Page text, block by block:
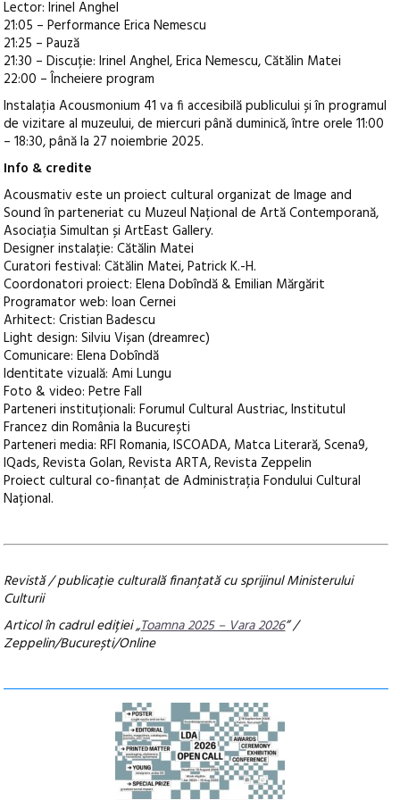
Lector: Irinel Anghel
21:05 – Performance Erica Nemescu
21:25 – Pauză
21:30 – Discuție: Irinel Anghel, Erica Nemescu, Cătălin Matei
22:00 – Încheiere program
Instalația Acousmonium 41 va fi accesibilă publicului și în programul
de vizitare al muzeului, de miercuri până duminică, între orele 11:00
– 18:30, până la 27 noiembrie 2025.
Info & credite
Acousmativ este un proiect cultural organizat de Image and
Sound în parteneriat cu Muzeul Național de Artă Contemporană,
Asociația Simultan și ArtEast Gallery.
Designer instalație: Cătălin Matei
Curatori festival: Cătălin Matei, Patrick K.-H.
Coordonatori proiect: Elena Dobîndă & Emilian Mărgărit
Programator web: Ioan Cernei
Arhitect: Cristian Badescu
Light design: Silviu Vișan (dreamrec)
Comunicare: Elena Dobîndă
Identitate vizuală: Ami Lungu
Foto & video: Petre Fall
Parteneri instituționali: Forumul Cultural Austriac, Institutul
Francez din România la București
Parteneri media: RFI Romania, ISCOADA, Matca Literară, Scena9,
IQads, Revista Golan, Revista ARTA, Revista Zeppelin
Proiect cultural co-finanţat de Administrația Fondului Cultural
Național.
Revistă / publicaţie culturală finanţată cu sprijinul Ministerului
Culturii
Articol în cadrul ediției „Toamna 2025 – Vara 2026” /
Zeppelin/București/Online